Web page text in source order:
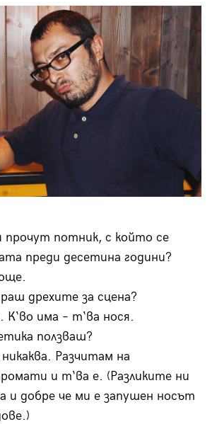
прочут потник, с който се
преди десетина години?
дрехите за сцена?
К‘во има – т‘ва нося.
ползваш?
Разчитам на
и т‘ва е. (Разликите ни
и добре че ми е запушен носът